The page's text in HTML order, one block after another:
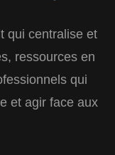
qui centralise et
ressources en
qui
et agir face aux